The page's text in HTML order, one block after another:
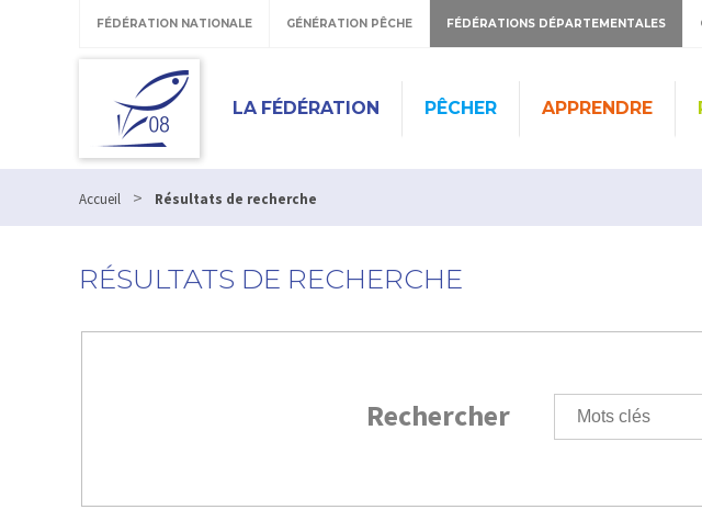
FÉDÉRATION NATIONALE GÉNÉRATION PÊCHE FÉDÉRATIONS DÉPARTEMENTALES
LA FÉDÉRATION PÊCHER APPRENDRE
Accueil > Résultats de recherche
RÉSULTATS DE RECHERCHE
Rechercher